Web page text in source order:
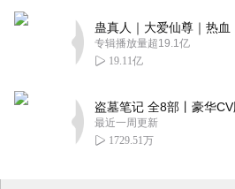
专辑播放量超19.1亿
19.11亿
最近一周更新
1729.51万